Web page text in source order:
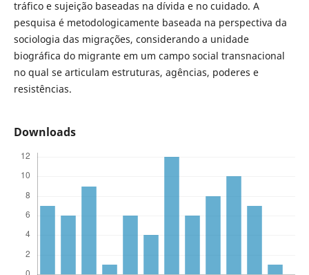
tráfico e sujeição baseadas na dívida e no cuidado. A
pesquisa é metodologicamente baseada na perspectiva da
sociologia das migrações, considerando a unidade
biográfica do migrante em um campo social transnacional
no qual se articulam estruturas, agências, poderes e
resistências.
Downloads